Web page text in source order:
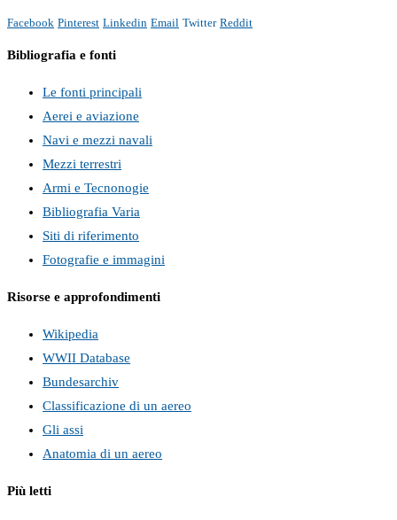
Facebook Pinterest Linkedin Email Twitter Reddit
Bibliografia e fonti
Le fonti principali
Aerei e aviazione
Navi e mezzi navali
Mezzi terrestri
Armi e Tecnonogie
Bibliografia Varia
Siti di riferimento
Fotografie e immagini
Risorse e approfondimenti
Wikipedia
WWII Database
Bundesarchiv
Classificazione di un aereo
Gli assi
Anatomia di un aereo
Più letti